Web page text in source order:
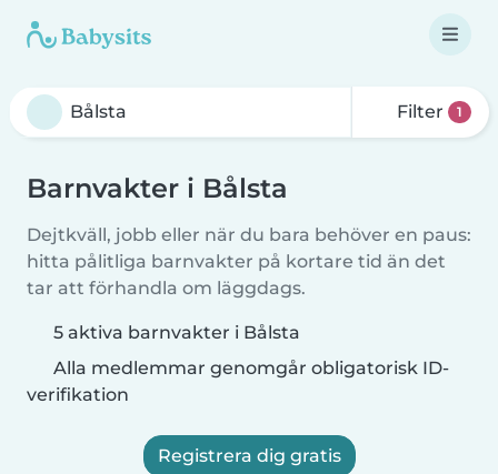
Filter 1
Barnvakter i Bålsta
Dejtkväll, jobb eller när du bara behöver en paus:
hitta pålitliga barnvakter på kortare tid än det
tar att förhandla om läggdags.
5 aktiva barnvakter i Bålsta
Alla medlemmar genomgår obligatorisk ID-
verifikation
Registrera dig gratis